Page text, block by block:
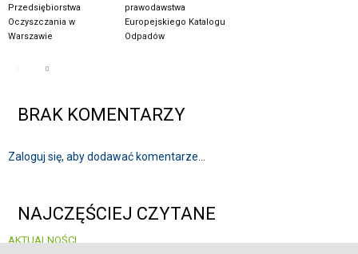
Przedsiębiorstwa
Oczyszczania w
Warszawie
prawodawstwa
Europejskiego Katalogu
Odpadów
BRAK KOMENTARZY
Zaloguj się, aby dodawać komentarze...
NAJCZĘŚCIEJ CZYTANE
AKTUALNOŚCI